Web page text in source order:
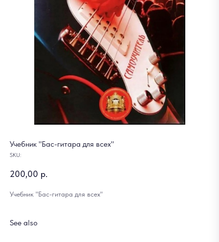
Учебник "Бас-гитара для всех"
SKU:
200,00 р.
Учебник "Бас-гитара для всех"
See also